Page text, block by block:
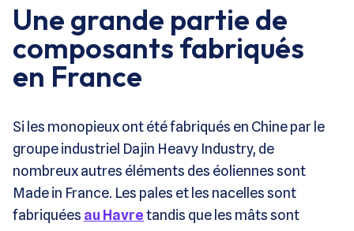
Une grande partie de
composants fabriqués
en France
Si les monopieux ont été fabriqués en Chine par le
groupe industriel Dajin Heavy Industry, de
nombreux autres éléments des éoliennes sont
Made in France. Les pales et les nacelles sont
fabriquées au Havretandis que les mâts sont